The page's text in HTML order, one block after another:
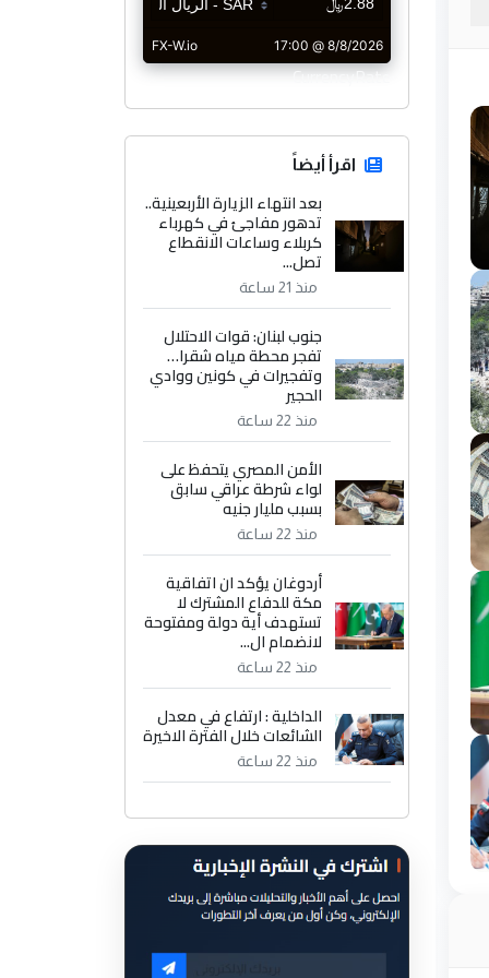
CurrencyRate
اقرأ أيضاً
بعد انتهاء الزيارة الأربعينية..
تدهور مفاجئ في كهرباء
كربلاء وساعات الانقطاع
تصل...
منذ 21 ساعة
جنوب لبنان: قوات الاحتلال
تفجر محطة مياه شقرا…
وتفجيرات في كونين ووادي
الحجير
منذ 22 ساعة
الأمن المصري يتحفظ على
لواء شرطة عراقي سابق
بسبب مليار جنيه
منذ 22 ساعة
أردوغان يؤكد ان اتفاقية
مكة للدفاع المشترك لا
تستهدف أية دولة ومفتوحة
لانضمام ال...
منذ 22 ساعة
الداخلية : ارتفاع في معدل
الشائعات خلال الفترة الاخيرة
منذ 22 ساعة